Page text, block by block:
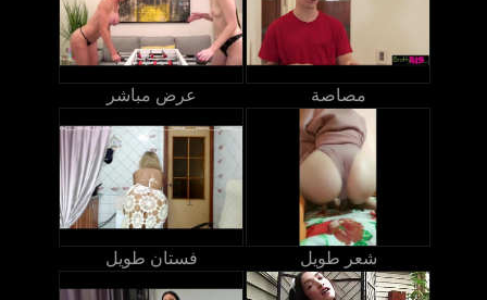
عرض مباشر مصاصة
فستان طويل شعر طويل